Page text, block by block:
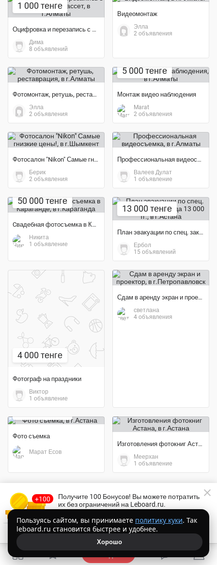
Получите 100 Бонусов! Вы можете потратить
их без ограничений на Leboard.ru.
Торопитесь!
Получить Бонусы бесплатно
1 000 тенге
Оцифровка и перезапись с любых видеокассет
Дима
8 объявлений
Видеомонтаж
Элла
2 объявления
Фотомонтаж, ретушь, реставрация
Элла
2 объявления
5 000 тенге
Монтаж видео наблюдения
Marat
2 объявления
Фотосалон "Nikon" Самые гнизкие цены!
Берик
2 объявления
Профессиональная видеосъемка
Валеев Дулат
1 объявление
50 000 тенге
Cвадебная фотосъемка в Караганде
Никита
1 объявление
13 000 тенге
План эвакуации по спец. заказу в виде стенда 13 000 тг.
Ербол
15 объявлений
4 000 тенге
Фотограф на праздники
Виктор
1 объявление
Сдам в аренду экран и проектор
светлана
4 объявления
Фото съемка
Марат Есов
Изготовления фотокниг Астана
Меерхан
1 объявление
Профессиональная ретушь фотографий
1 объявление
Пользуясь сайтом, вы принимаете политику куки. Так
leboard.ru становится быстрее и удобнее.
Хорошо